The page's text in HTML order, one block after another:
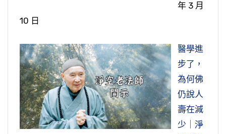
年 3 月
10 日
醫學進
步了，
為何佛
仍說人
壽在減
少｜淨